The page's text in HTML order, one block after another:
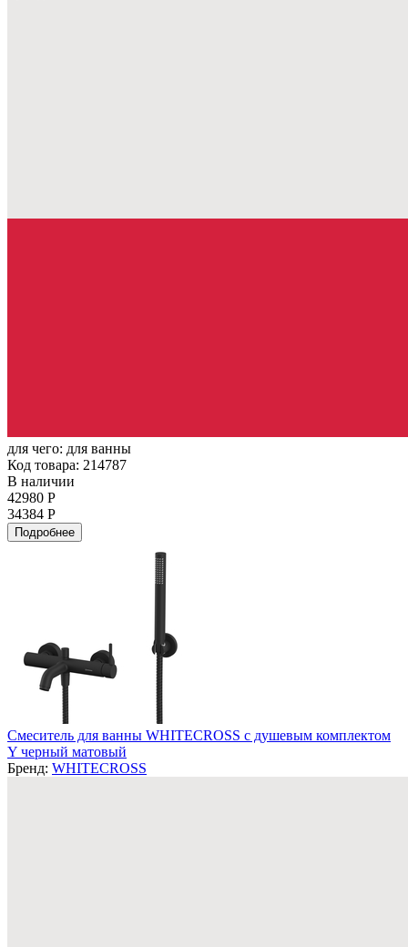
для чего: для ванны
Код товара: 214787
В наличии
42980 Р
34384 Р
Подробнее
Смеситель для ванны WHITECROSS с душевым комплектом
Y черный матовый
Бренд: WHITECROSS